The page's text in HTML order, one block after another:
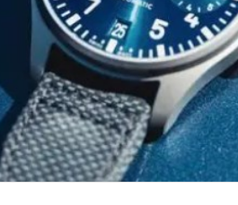
路15号亨得利名表服务中心（品牌
路137号亨得利名表服务中心（品
路83号亨得利名表服务中心（品牌
红山路26号时代广场（CCMALL）
路1067号置信广场10层1015室（需
谊西路600号富力中心T2座写字楼
路15号国际金融大厦7层G室（需提